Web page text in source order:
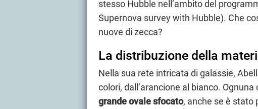
stesso Hubble nell’ambito del
Supernova survey with Hubble). Che
nuove di zecca?
La distribuzione della
Nella sua rete intricata di galassie,
colori, dall’arancione al bianco.
grande ovale sfocato, anche se è stato